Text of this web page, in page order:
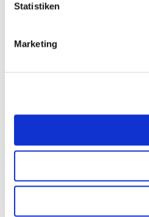
Statistiken
Marketing